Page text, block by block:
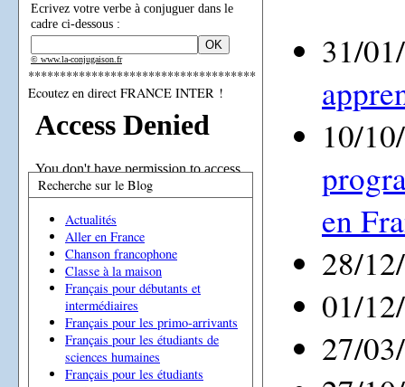
Ecrivez votre verbe à conjuguer dans le
cadre ci-dessous :
© www.la-conjugaison.fr
************************************
Ecoutez en direct FRANCE INTER !
Recherche sur le Blog
Actualités
Aller en France
Chanson francophone
Classe à la maison
Français pour débutants et
intermédiaires
Français pour les primo-arrivants
Français pour les étudiants de
sciences humaines
Français pour les étudiants
31/
10/
en
28/
01/
27/